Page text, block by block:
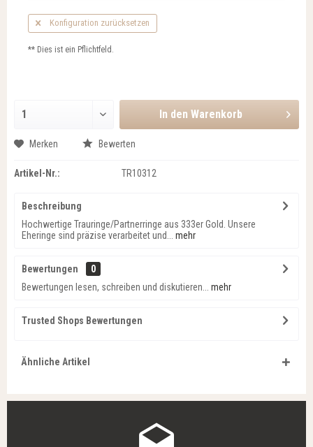
Konfiguration zurücksetzen
** Dies ist ein Pflichtfeld.
In den Warenkorb
Merken Bewerten
Artikel-Nr.: TR10312
Beschreibung
Hochwertige Trauringe/Partnerringe aus 333er Gold. Unsere
Eheringe sind präzise verarbeitet und...
mehr
Bewertungen
0
Bewertungen lesen, schreiben und diskutieren...
mehr
Trusted Shops Bewertungen
Ähnliche Artikel